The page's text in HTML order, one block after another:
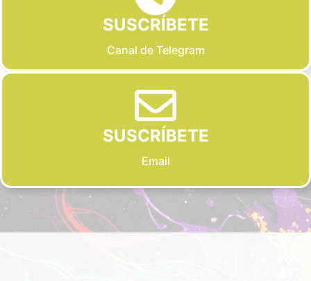
SUSCRÍBETE
Canal de Telegram
SUSCRÍBETE
Email